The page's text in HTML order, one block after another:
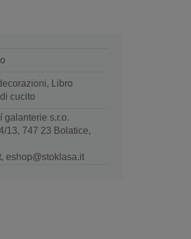
Libro
cucito
galanterie s.r.o.
13, 747 23 Bolatice,
eshop@stoklasa.it